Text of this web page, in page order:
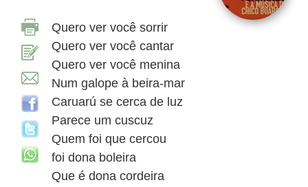
Quero ver você sorrir
Quero ver você cantar
Quero ver você menina
Num galope à beira-mar
Caruarú se cerca de luz
Parece um cuscuz
Quem foi que cercou
foi dona boleira
Que é dona cordeira